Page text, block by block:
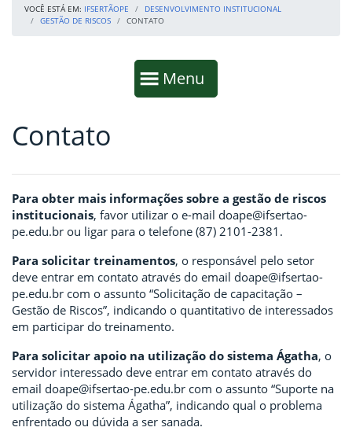
VOCÊ ESTÁ EM: IFSERTÃOPE
DESENVOLVIMENTO INSTITUCIONAL
GESTÃO DE RISCOS
CONTATO
Mostrar
Menu
Fim da navegação
Início do conteúdo
Contato
Para obter mais informações sobre a gestão de riscos
institucionais, favor utilizar o e-mail doape@ifsertao-
pe.edu.br ou ligar para o telefone (87) 2101-2381.
Para solicitar treinamentos, o responsável pelo setor
deve entrar em contato através do email doape@ifsertao-
pe.edu.br com o assunto “Solicitação de capacitação –
Gestão de Riscos”, indicando o quantitativo de interessados
em participar do treinamento.
Para solicitar apoio na utilização do sistema Ágatha, o
servidor interessado deve entrar em contato através do
email doape@ifsertao-pe.edu.br com o assunto “Suporte na
utilização do sistema Ágatha”, indicando qual o problema
enfrentado ou dúvida a ser sanada.